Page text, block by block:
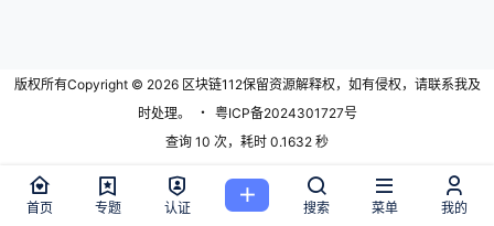
版权所有Copyright © 2026区块链112保留资源解释权，如有侵权，请联系我及
时处理。
・ 粤ICP备2024301727号
查询 10 次，耗时 0.1632 秒
首页 专题 认证 搜索 菜单 我的